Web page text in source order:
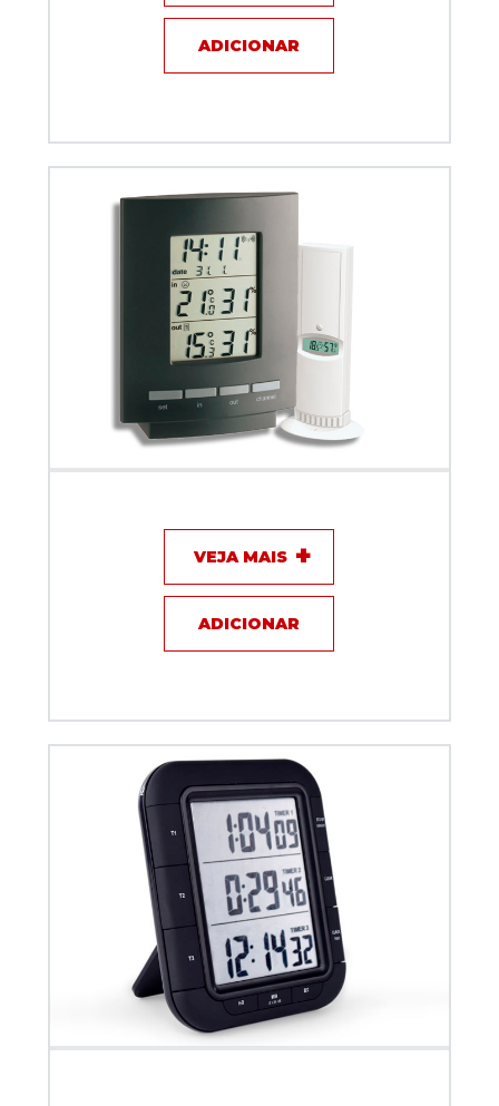
ADICIONAR
VEJA MAIS
ADICIONAR